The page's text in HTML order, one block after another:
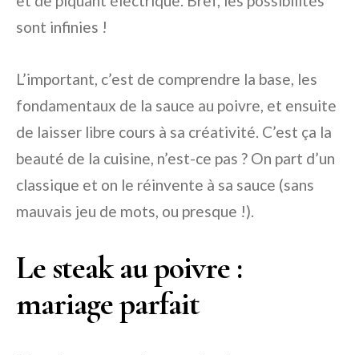
sont infinies !
L’important, c’est de comprendre la base, les
fondamentaux de la sauce au poivre, et ensuite
de laisser libre cours à sa créativité. C’est ça la
beauté de la cuisine, n’est-ce pas ? On part d’un
classique et on le réinvente à sa sauce (sans
mauvais jeu de mots, ou presque !).
Le steak au poivre :
mariage parfait